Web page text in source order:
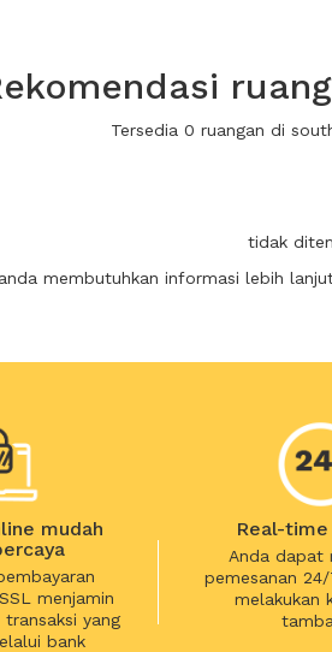
Tersedia 0 ruangan di
tidak
membutuhkan informasi lebih
mudah
menjamin
transaksi yang
bank
Real-
Anda dapat
pemesanan
melakukan